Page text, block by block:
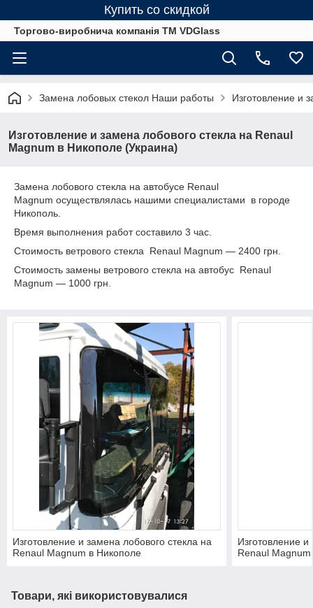
Купить со скидкой
Торгово-виробнича компанія ТМ VDGlass
Замена лобовых стекол Наши работы Изготовление и
Изготовление и замена лобового стекла на Renaul
Magnum в Никополе (Украина)
Замена лобового стекла на автобусе Renaul
Magnum осуществлялась нашими специалистами в городе
Никополь.
Время выполнения работ составило 3 час.
Стоимость ветрового стекла Renaul Magnum ― 2400 грн.
Стоимость замены ветрового стекла на автобус Renaul
Magnum ― 1000 грн.
Изготовление и замена лобового стекла на
Renaul Magnum в Никополе
Изготовление и
Renaul
Товари, які використовувалися